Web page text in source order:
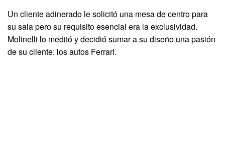
Un cliente adinerado le solicitó una mesa de centro para
su sala pero su requisito esencial era la exclusividad.
Molinelli lo meditó y decidió sumar a su diseño una pasión
de su cliente: los autos Ferrari.